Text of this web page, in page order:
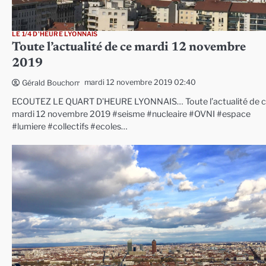
LE 1/4 D'HEURE LYONNAIS
Toute l’actualité de ce mardi 12 novembre
2019
Gérald Bouchon mardi 12 novembre 2019 02:40
ECOUTEZ LE QUART D’HEURE LYONNAIS… Toute l’actualité de
mardi 12 novembre 2019 #seisme #nucleaire #OVNI #espace
#lumiere #collectifs #ecoles…